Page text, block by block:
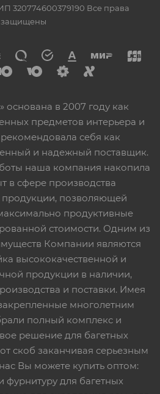
320774600379190 Все права
защищены
в 2007 году как
предметов интерьера и
себя как
и надежный поставщик.
наша компания накопила
в сфере производства
продукции, позволяющей
продуктивные
стоимости. Одним из
Компании являются
высококачественной и
продукции в наличии,
и поставки. Имея
многолетним
полный комплекс и
решение для багетных
скоб заканчивая серьезным
Вы можете купить оптом:
фурнитуру для багетных